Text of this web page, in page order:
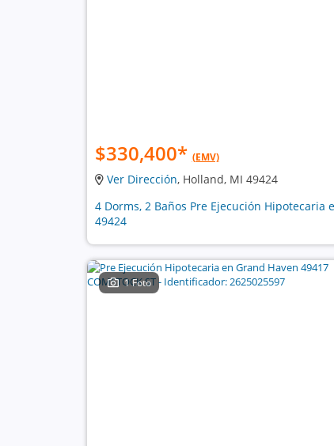
$330,400* (EMV)
Ver Dirección, Holland, MI 49424
4 Dorms, 2 Baños Pre Ejecución Hipotecaria
49424
1 Foto